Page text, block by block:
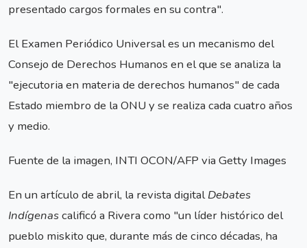
presentado cargos formales en su contra".
El Examen Periódico Universal es un mecanismo del
Consejo de Derechos Humanos en el que se analiza la
"ejecutoria en materia de derechos humanos" de cada
Estado miembro de la ONU y se realiza cada cuatro años
y medio.
Fuente de la imagen, INTI OCON/AFP via Getty Images
En un artículo de abril, la revista digitalDebates
Indígenascalificó a Rivera como "un líder histórico del
pueblo miskito que, durante más de cinco décadas, ha